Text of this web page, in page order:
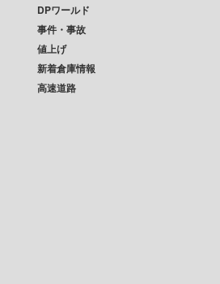
DPワールド
事件・事故
値上げ
新着倉庫情報
高速道路